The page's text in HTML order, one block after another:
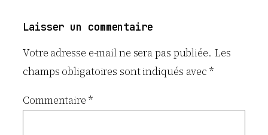
Laisser un commentaire
Votre adresse e-mail ne sera pas publiée. Les
champs obligatoires sont indiqués avec*
Commentaire *